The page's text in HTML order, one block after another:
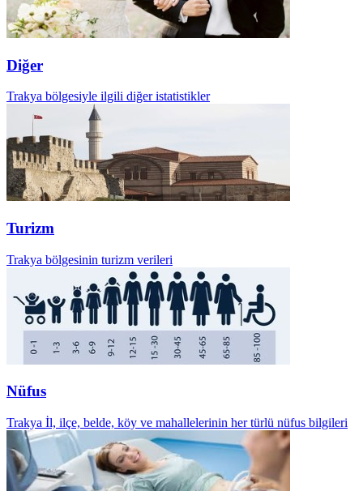
Diğer
Trakya bölgesiyle ilgili diğer istatistikler
Turizm
Trakya bölgesinin turizm verileri
Nüfus
Trakya İl, ilçe, belde, köy ve mahallelerinin her türlü nüfus bilgileri